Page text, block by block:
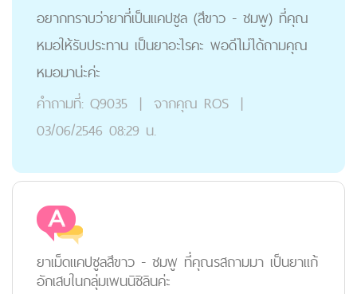
อยากทราบว่ายาที่เป็นแคปซูล (สีขาว - ชมพู) ที่คุณ
หมอให้รับประทาน เป็นยาอะไรคะ พอดีไม่ได้ถามคุณ
หมอมาน่ะค่ะ
คำถามที่: Q9035 | จากคุณ ROS |
03/06/2546 08:29 น.
ยาเม็ดแคปซูลสีขาว - ชมพู ที่คุณรสถามมา เป็นยาแก้
อักเสบในกลุ่มเพนนิซิลินค่ะ